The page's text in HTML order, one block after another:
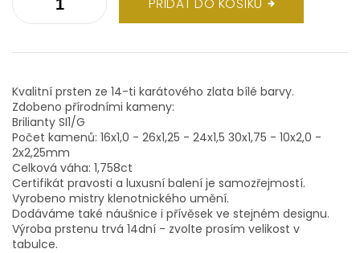
Kvalitní prsten ze 14-ti karátového zlata bílé barvy.
Zdobeno přírodními kameny:
Brilianty SI1/G
Počet kamenů: 16x1,0 - 26x1,25 - 24x1,5 30x1,75 - 10x2,0 -
2x2,25mm
Celková váha: 1,758ct
Certifikát pravosti a luxusní balení je samozřejmostí.
Vyrobeno mistry klenotnického umění.
Dodáváme také náušnice i přívěsek ve stejném designu.
Výroba prstenu trvá 14dní - zvolte prosím velikost v
tabulce.